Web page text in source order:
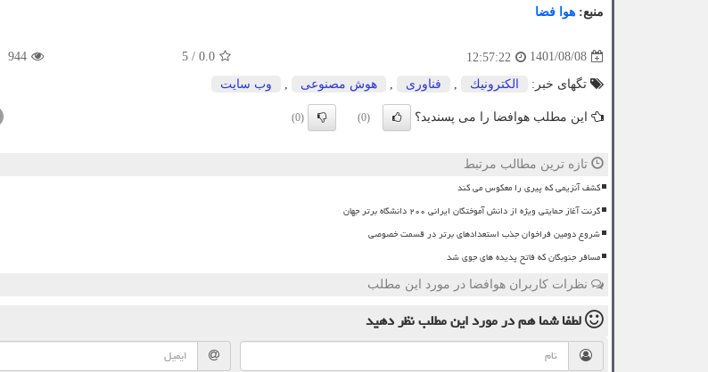
منبع: هوا فضا
1401/08/08
12:57:22
0.0
/
5
944
تگهای خبر: الكترونیك فناوری هوش مصنوعی وب سایت
این مطلب هوافضا را می پسندید؟ (0)
(0)
تازه ترین مطالب مرتبط
کشف آنزیمی که پیری را معکوس می کند
گرنت آغاز حمایتی ویژه از دانش آموختگان ایرانی ۲۰۰ دانشگاه برتر جهان
شروع دومین فراخوان جذب استعدادهای برتر در قسمت خصوصی
مسافر جنوبگان که فاتح پدیده های جوی شد
نظرات کاربران هوافضا در مورد این مطلب
لطفا شما همدر مورد این مطلبنظر دهید